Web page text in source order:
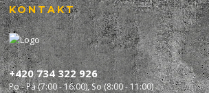
KONTAKT
+420 734 322 926
Po - Pá (7:00 - 16:00), So (8:00 - 11:00)